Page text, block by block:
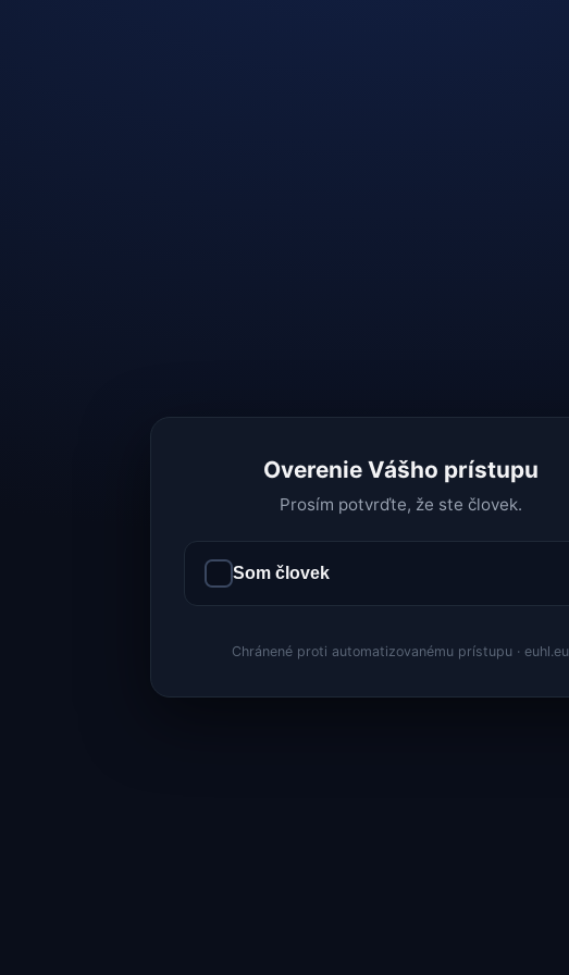
Overenie Vášho prístupu
Prosím potvrďte, že ste človek.
Som človek
Chránené proti automatizovanému prístupu · euhl.eu